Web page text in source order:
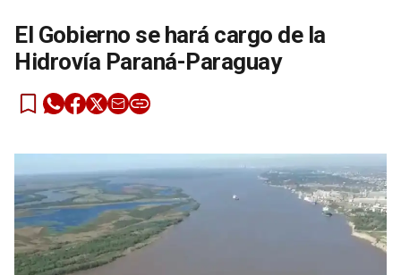
El Gobierno se hará cargo de la
Hidrovía Paraná-Paraguay